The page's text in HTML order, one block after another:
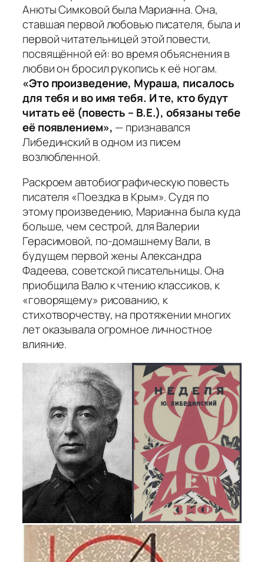
Анюты Симковой была Марианна. Она,
ставшая первой любовью писателя, была и
первой читательницей этой повести,
посвящённой ей: во время объяснения в
любви он бросил рукопись к её ногам.
«Это произведение, Мураша, писалось
для тебя и во имя тебя. И те, кто будут
читать её (повесть – В.Е.), обязаны тебе
её появлением», — признавался
Либединский в одном из писем
возлюбленной.
Раскроем автобиографическую повесть
писателя «Поездка в Крым». Судя по
этому произведению, Марианна была куда
больше, чем сестрой, для Валерии
Герасимовой, по-домашнему Вали, в
будущем первой жены Александра
Фадеева, советской писательницы. Она
приобщила Валю к чтению классиков, к
«говорящему» рисованию, к
стихотворчеству, на протяжении многих
лет оказывала огромное личностное
влияние.